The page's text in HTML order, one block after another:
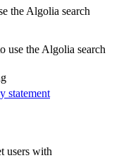
the Algolia search
use the Algolia search
statement
users with